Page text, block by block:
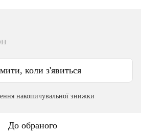
коли з'явиться
накопичувальної знижки
До обраного